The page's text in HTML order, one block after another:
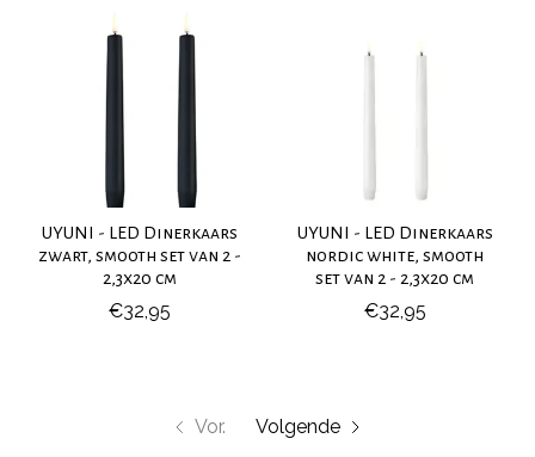
UYUNI - LED Dinerkaars
zwart, smooth set van 2 -
2,3x20 cm
€32,95
UYUNI - LED Dinerkaars
nordic white, smooth
set van 2 - 2,3x20 cm
€32,95
Vor. Volgende